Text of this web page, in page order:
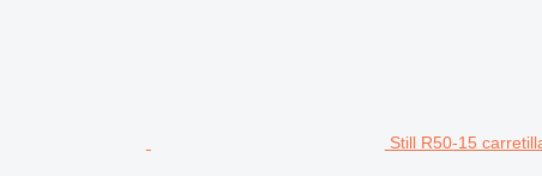
Still R50-15